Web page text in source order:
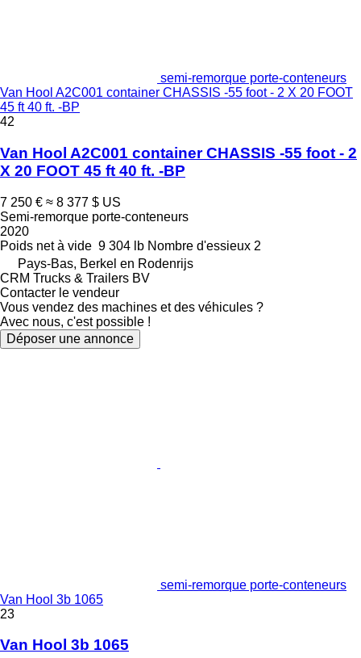
semi-remorque porte-conteneurs
Van Hool A2C001 container CHASSIS -55 foot - 2 X 20 FOOT
45 ft 40 ft. -BP
42
Van Hool A2C001 container CHASSIS -55 foot - 2
X 20 FOOT 45 ft 40 ft. -BP
7 250 € ≈ 8 377 $ US
Semi-remorque porte-conteneurs
2020
Poids net à vide 9 304 lb Nombre d'essieux 2
Pays-Bas, Berkel en Rodenrijs
CRM Trucks & Trailers BV
Contacter le vendeur
Vous vendez des machines et des véhicules ?
Avec nous, c'est possible !
Déposer une annonce
semi-remorque porte-conteneurs
Van Hool 3b 1065
23
Van Hool 3b 1065